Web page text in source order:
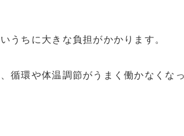
うちに大きな負担がかかります。
循環や体温調節がうまく働かなくな